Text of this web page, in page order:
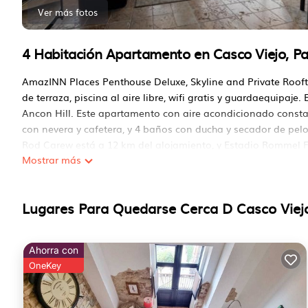
Ver más fotos
4 Habitación Apartamento en Casco Viejo,
AmazINN Places Penthouse Deluxe, Skyline and Private
de terraza, piscina al aire libre, wifi gratis y
Ancon Hill. Este apartamento con aire acondicionado
con nevera y cafetera, y 4 baños con ducha y secador de
Rod Carew está a 12 km del alojamiento, y Estadio Rommel
Albrook Marcos A. Gelabert) está a 6 km, y el alojamiento
Este 4 Dormitorios Apartamento es adecuado para turistas
Estas comodidades incluyen: Aire acondicionado, Piscina,
por el ocio, considere quedarse en este Apartamento para
Puede verificar las revisiones y la descripción de este 4
lugar Alojamiento.io en Panama City. Estos detalles son
Mostrar más
Lugares Para Quedarse Cerca D Casco
Ahorra con
OneKey